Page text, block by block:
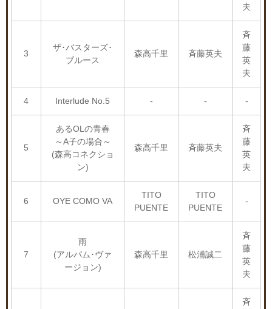
夫
3
ザ･バスターズ･
ブルース
森高千里 斉藤英夫
斉
藤
英
夫
4 Interlude No.5 - - -
5
あるOLの青春
～A子の場合～
(森高コネクショ
ン)
森高千里 斉藤英夫
斉
藤
英
夫
6 OYE COMO VA
TITO
PUENTE
TITO
PUENTE
-
7
雨
(アルバム･ヴァ
ージョン)
森高千里 松浦誠二
斉
藤
英
夫
斉